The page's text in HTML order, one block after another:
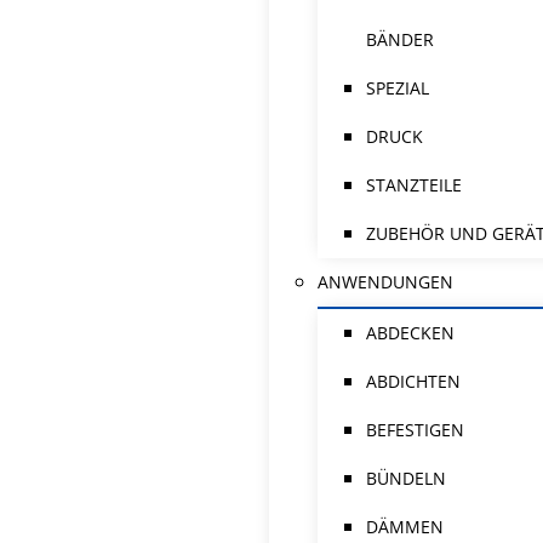
BÄNDER
SPEZIAL
DRUCK
STANZTEILE
ZUBEHÖR UND
ANWENDUNGEN
ABDECKEN
ABDICHTEN
BEFESTIGEN
BÜNDELN
DÄMMEN